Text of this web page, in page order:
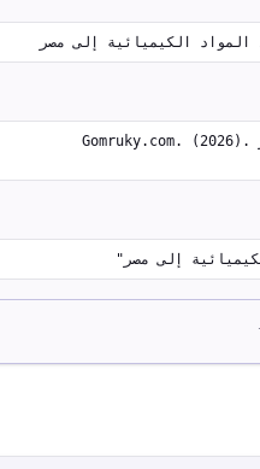
Gomruky.com. (2026). دليل استيراد المواد الكيميائية إلى مصر. Egyptian Customs Tariffs Database. Retrieved August 8, 2026, from